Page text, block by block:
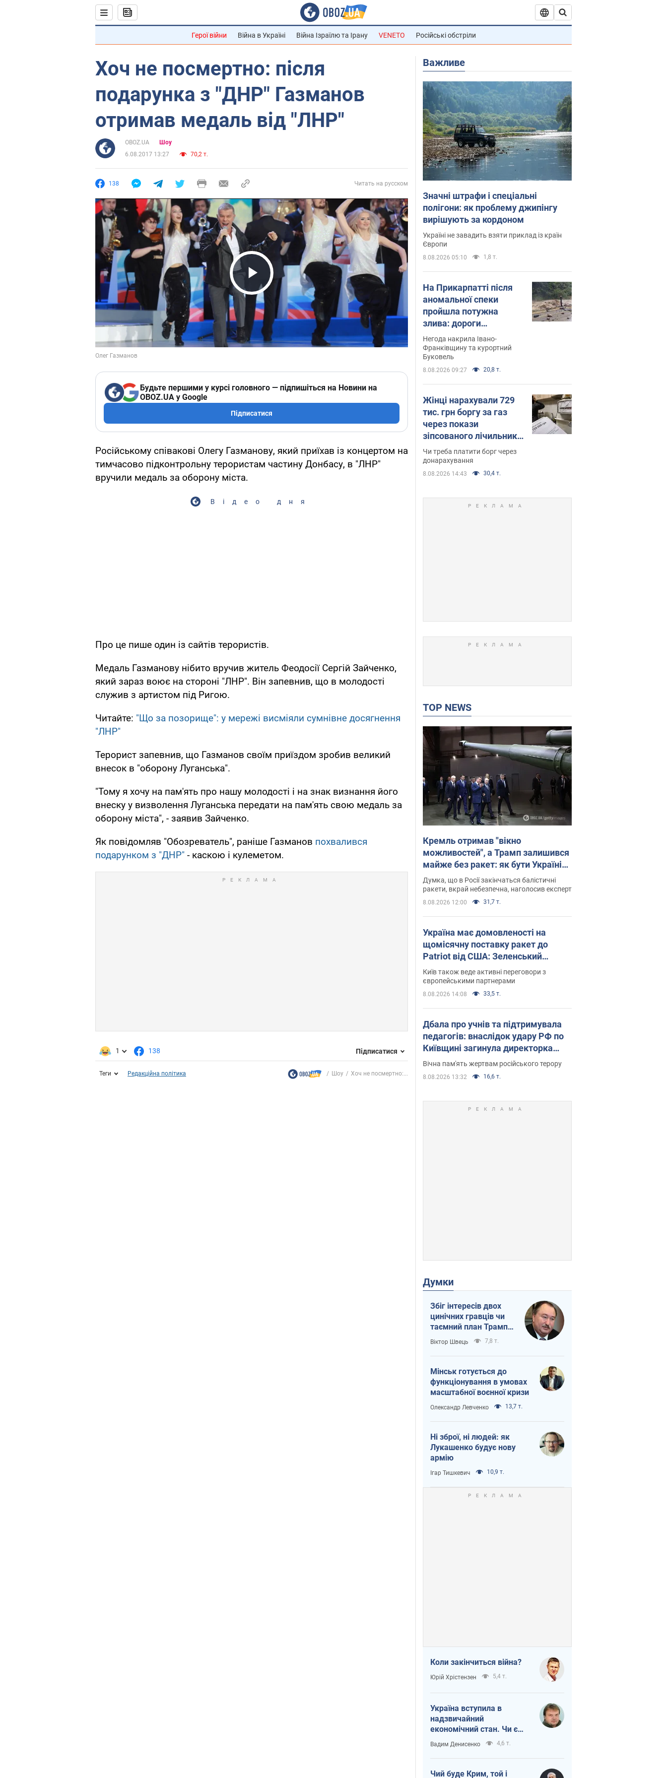
Герої війни Війна в Україні Війна Ізраїлю та Ірану VENETO Російські обстріли
Хоч не посмертно: після
подарунка з "ДНР" Газманов
отримав медаль від "ЛНР"
OBOZ.UA
Шоу
6.08.2017 13:27
70,2 т.
138 Читать на русском
Play Video
Будьте першими у курсі головного — підпишіться на Новини на
OBOZ.UA у Google
Підписатися
Російському співакові Олегу Газманову, який приїхав із концертом на
тимчасово підконтрольну терористам частину Донбасу, в "ЛНР"
вручили медаль за оборону міста.
Відео дня
Про це пише один із сайтів терористів.
Медаль Газманову нібито вручив житель Феодосії Сергій Зайченко,
який зараз воює на стороні "ЛНР". Він запевнив, що в молодості
служив з артистом під Ригою.
Читайте: "Що за позорище": у мережі висміяли сумнівне досягнення
"ЛНР"
Терорист запевнив, що Газманов своїм приїздом зробив великий
внесок в "оборону Луганська".
"Тому я хочу на пам'ять про нашу молодості і на знак визнання його
внеску у визволення Луганська передати на пам'ять свою медаль за
оборону міста", - заявив Зайченко.
Як повідомляв "Обозреватель", раніше Газманов похвалився
подарунком з "ДНР" - каскою і кулеметом.
1 138 Підписатися
Теги Редакційна політика Шоу Хоч не посмертно:...
Важливе
Значні штрафи і спеціальні
полігони: як проблему джипінгу
вирішують за кордоном
Україні не завадить взяти приклад із країн
Європи
8.08.2026 05:10 1,8 т.
На Прикарпатті після
аномальної спеки
пройшла потужна
злива: дороги
перетворились на
річки. Відео
Негода накрила Івано-
Франківщину та курортний
Буковель
8.08.2026 09:27 20,8 т.
Жінці нарахували 729
тис. грн боргу за газ
через покази
зіпсованого лічильника:
суддя ухвалив
неочікуване рішення
Чи треба платити борг через
донарахування
8.08.2026 14:43 30,4 т.
TOP NEWS
Кремль отримав "вікно
можливостей", а Трамп залишився
майже без ракет: як бути Україні?
Інтерв’ю з Мельником
Думка, що в Росії закінчаться балістичні
ракети, вкрай небезпечна, наголосив експерт
8.08.2026 12:00 31,7 т.
Україна має домовленості на
щомісячну поставку ракет до
Patriot від США: Зеленський
розкрив подробиці
Київ також веде активні переговори з
європейськими партнерами
8.08.2026 14:08 33,5 т.
Дбала про учнів та підтримувала
педагогів: внаслідок удару РФ по
Київщині загинула директорка
київського ліцею, її чоловік та онук
Вічна пам'ять жертвам російського терору
8.08.2026 13:32 16,6 т.
Думки
Збіг інтересів двох
цинічних гравців чи
таємний план Трампа
і Путіна?
Віктор Швець 7,8 т.
Мінськ готується до
функціонування в умовах
масштабної воєнної кризи
Олександр Левченко 13,7 т.
Ні зброї, ні людей: як
Лукашенко будує нову
армію
Ігар Тишкевич 10,9 т.
Коли закінчиться війна?
Юрій Хрістензен 5,4 т.
Україна вступила в
надзвичайний
економічний стан. Чи є
світло вкінці тунелю?
Вадим Денисенко 4,6 т.
Чий буде Крим, той і